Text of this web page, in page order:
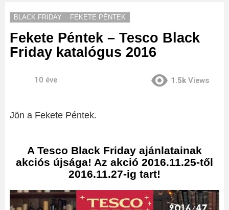
BLACK FRIDAY FEKETE PÉNTEK
Fekete Péntek – Tesco Black
Friday katalógus 2016
10 éve 1.5k Views
Jön a Fekete Péntek.
A Tesco Black Friday ajánlatainak
akciós újsága! Az akció 2016.11.25-től
2016.11.27-ig tart!